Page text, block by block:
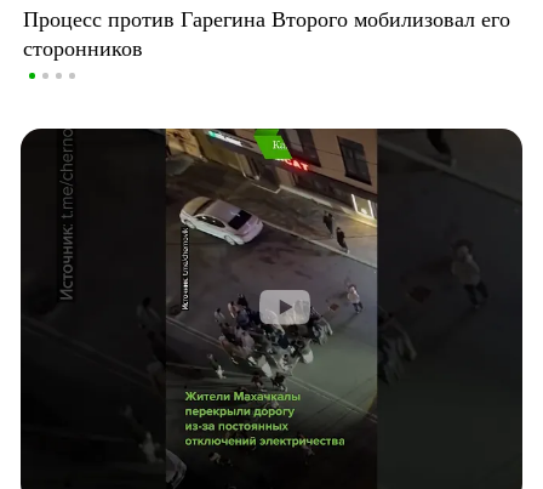
Процесс против Гарегина Второго мобилизовал его
сторонников